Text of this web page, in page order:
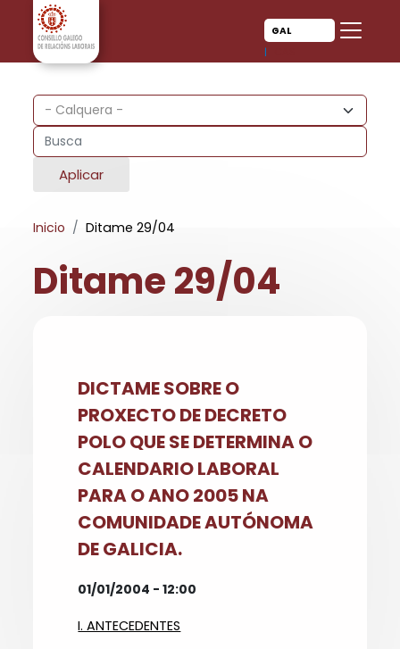
Ir o contido principal
GAL
Aplicar
Inicio Ditame 29/04
Ditame 29/04
DICTAME SOBRE O
PROXECTO DE DECRETO
POLO QUE SE DETERMINA O
CALENDARIO LABORAL
PARA O ANO 2005 NA
COMUNIDADE AUTÓNOMA
DE GALICIA.
01/01/2004 - 12:00
I. ANTECEDENTES